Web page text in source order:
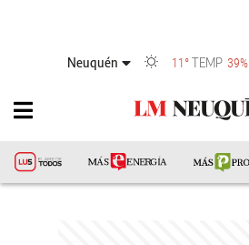
Neuquén 11° TEMP 39%